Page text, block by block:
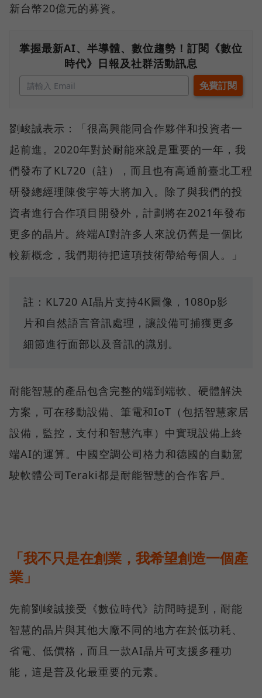
新台幣20億元的募資。
掌握最新AI、半導體、數位趨勢！訂閱《數位
時代》日報及社群活動訊息
劉峻誠表示：「很高興能同合作夥伴和投資者一
起前進。2020年對於耐能來說是重要的一年，我
們發布了KL720（註），而且也有高通前臺北工程
研發總經理陳俊宇等大將加入。除了與我們的投
資者進行合作項目開發外，計劃將在2021年發布
更多的晶片。終端AI對許多人來說仍舊是一個比
較新概念，我們期待把這項技術帶給每個人。」
註：KL720 AI晶片支持4K圖像，1080p影
片和自然語言音訊處理，讓設備可捕獲更多
細節進行面部以及音訊的識別。
耐能智慧的產品包含完整的端到端軟、硬體解決
方案，可在移動設備、筆電和IoT（包括智慧家居
設備，監控，支付和智慧汽車）中實現設備上終
端AI的運算。中國空調公司格力和德國的自動駕
駛軟體公司Teraki都是耐能智慧的合作客戶。
「我不只是在創業，我希望創造一個產
業」
先前劉峻誠接受《數位時代》訪問時提到，耐能
智慧的晶片與其他大廠不同的地方在於低功耗、
省電、低價格，而且一款AI晶片可支援多種功
能，這是普及化最重要的元素。